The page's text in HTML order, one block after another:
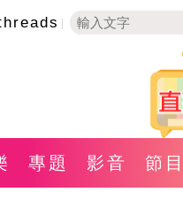
專題 影音 節目